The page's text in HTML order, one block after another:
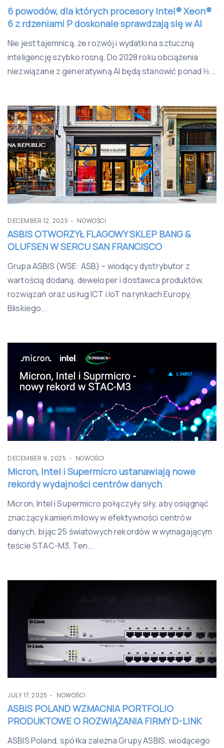
6 powodów, dla których procesory Intel® Xeon®
6 z rdzeniami P doskonale sprawdzają się w AI
Nie jest tajemnicą, że rozwój i wydatki na sztuczną
inteligencję szybko rosną. Do 2028 roku obciążenia
niezwiązane z generatywną AI będą stanowić ponad ⅔...
DECEMBER 12, 2025 NOWOŚCI
ASBIS OTWORZYŁ FLAGOWY SKLEP BANG &
OLUFSEN W SERCU SAN FRANCISCO
Grupa ASBIS (WSE: ASB) – wiodący dystrybutor z
wartością dodaną, deweloper i dostawca produktów,
rozwiązań oraz usług ICT i IoT na rynkach Europy,
Bliskiego...
DECEMBER 9, 2025 NOWOŚCI
Micron, Intel i Supermicro ustanawiają nowe
rekordy wydajności centrów danych
Micron, Intel i Supermicro połączyły siły, aby osiągnąć
znaczący kamień milowy w efektywności centrów
danych, bijąc 25 światowych rekordów w wymagającym
teście STAC-M3. Ten...
JULY 17, 2025 NOWOŚCI
ASBIS POLAND WZMACNIA PORTFOLIO
PRODUKTOWE O ROZWIĄZANIA FIRMY D-LINK
ASBIS Poland, spółka zależna Grupy ASBIS, wiodącego